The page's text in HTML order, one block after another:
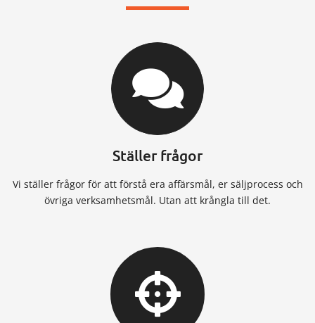
Ställer frågor
Vi ställer frågor för att förstå era affärsmål, er säljprocess och
övriga verksamhetsmål. Utan att krångla till det.